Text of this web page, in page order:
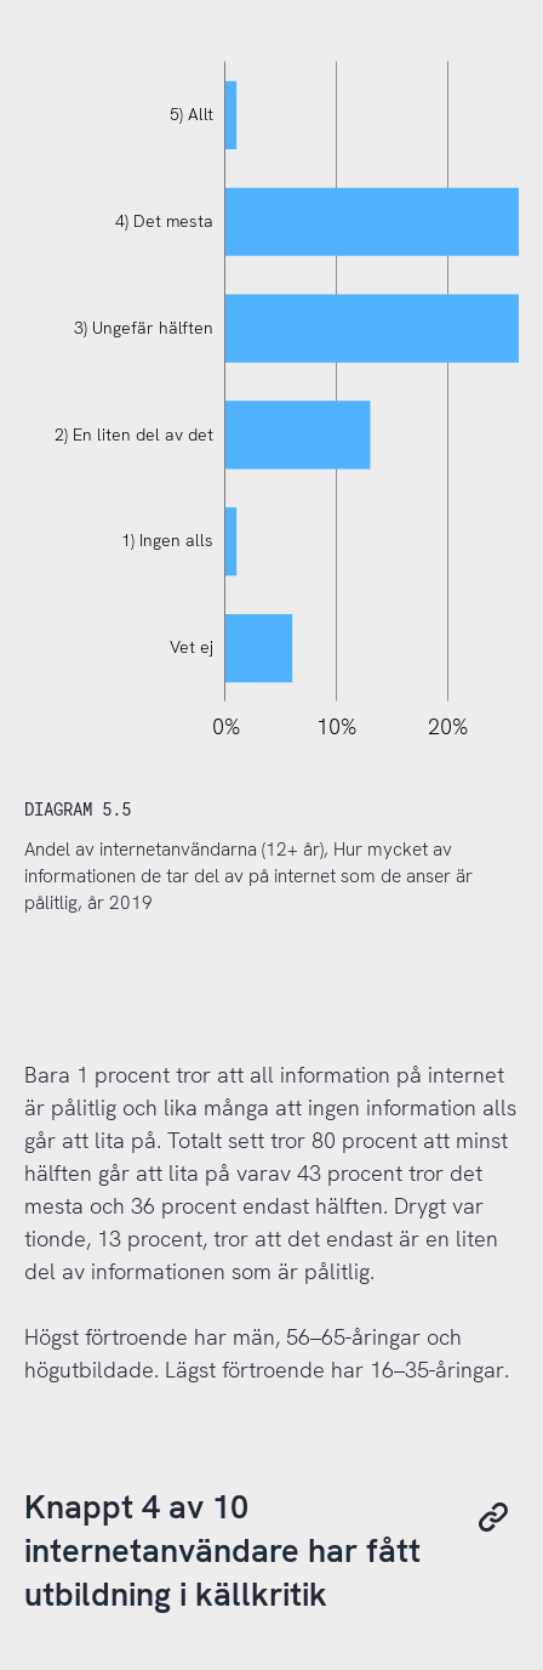
5) Allt
4) Det mesta
3) Ungefär hälften
2) En liten del av det
1) Ingen alls
Vet ej
-20% 20%
10%
0%
-10%
110%
DIAGRAM 5.5
Andel av internetanvändarna (12+ år), Hur mycket av
informationen de tar del av på internet som de anser är
pålitlig, år 2019
Bara 1 procent tror att all information på internet
är pålitlig och lika många att ingen information alls
går att lita på. Totalt sett tror 80 procent att minst
hälften går att lita på varav 43 procent tror det
mesta och 36 procent endast hälften. Drygt var
tionde, 13 procent, tror att det endast är en liten
del av informationen som är pålitlig.
Högst förtroende har män, 56–65-åringar och
högutbildade. Lägst förtroende har 16–35-åringar.
Knappt 4 av 10
internetanvändare har fått
utbildning i källkritik